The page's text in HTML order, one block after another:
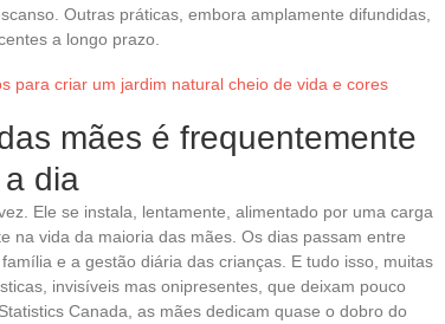
Outras práticas, embora amplamente difundidas,
a longo prazo.
para criar um jardim natural cheio de vida e cores
mães é frequentemente
dia
Ele se instala, lentamente, alimentado por uma carga
na vida da maioria das mães. Os dias passam entre
e a gestão diária das crianças. E tudo isso, muitas
invisíveis mas onipresentes, que deixam pouco
Canada, as mães dedicam quase o dobro do